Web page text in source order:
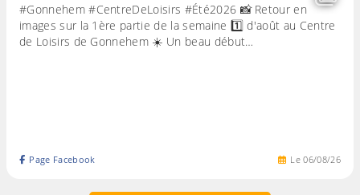
#Gonnehem #CentreDeLoisirs #Été2026 📸 Retour en
images sur la 1ère partie de la semaine 1️⃣ d'août au Centre
de Loisirs de Gonnehem ☀️ Un beau début…
Le06/08/26
Page Facebook